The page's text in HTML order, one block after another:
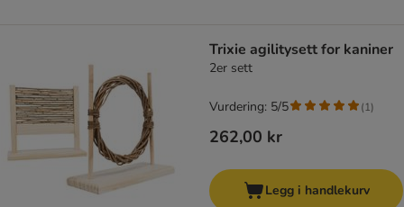
Trixie agilitysett for kaniner
2er sett
262,00 kr
Vurdering: 5/5 (1)
Legg i handlekurv